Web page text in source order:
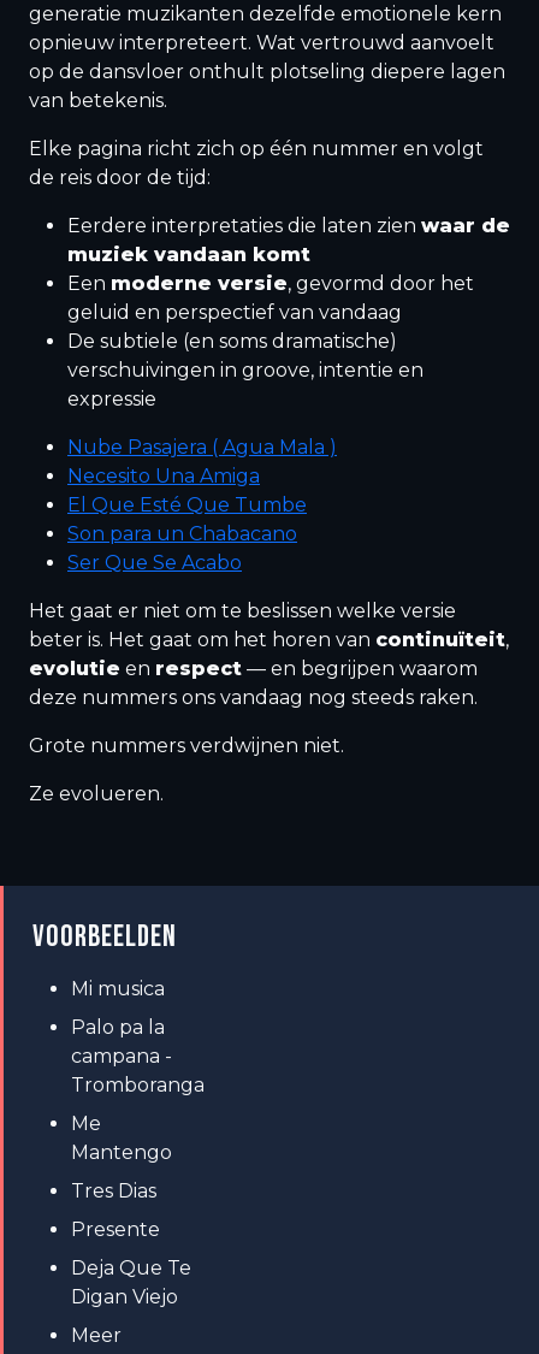
generatie muzikanten dezelfde emotionele kern
opnieuw interpreteert. Wat vertrouwd aanvoelt
op de dansvloer onthult plotseling diepere lagen
van betekenis.
Elke pagina richt zich op één nummer en volgt
de reis door de tijd:
Eerdere interpretaties die laten zien waar de
muziek vandaan komt
Een moderne versie, gevormd door het
geluid en perspectief van vandaag
De subtiele (en soms dramatische)
verschuivingen in groove, intentie en
expressie
Nube Pasajera ( Agua Mala )
Necesito Una Amiga
El Que Esté Que Tumbe
Son para un Chabacano
Ser Que Se Acabo
Het gaat er niet om te beslissen welke versie
beter is. Het gaat om het horen van continuïteit,
evolutie en respect — en begrijpen waarom
deze nummers ons vandaag nog steeds raken.
Grote nummers verdwijnen niet.
Ze evolueren.
VOORBEELDEN
Mi musica
Palo pa la
campana -
Tromboranga
Me
Mantengo
Tres Dias
Presente
Deja Que Te
Digan Viejo
Meer